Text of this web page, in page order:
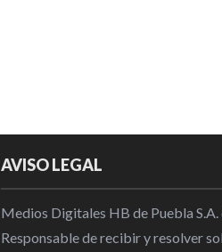
AVISO LEGAL
Medios Digitales HB de Puebla S.A.
Responsable de recibir y resolver